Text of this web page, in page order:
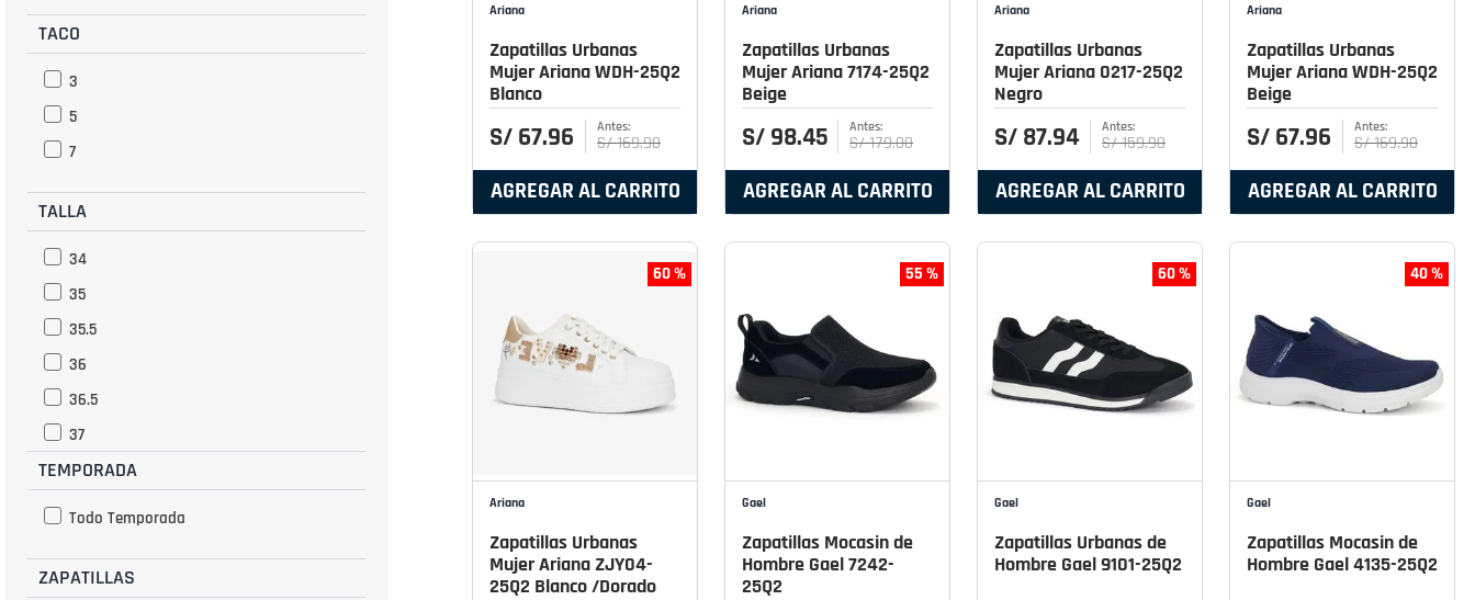
TACO
3
5
7
TALLA
34
35
35.5
36
36.5
37
37.5
39
TEMPORADA
Todo Temporada
ZAPATILLAS
Ariana
Zapatillas Urbanas
Mujer Ariana WDH-25Q2
Blanco
S/ 67.96 S/169.90
AGREGAR AL CARRITO
Ariana
Zapatillas Urbanas
Mujer Ariana 7174-25Q2
Beige
S/ 98.45 S/179.00
AGREGAR AL CARRITO
Ariana
Zapatillas Urbanas
Mujer Ariana 0217-25Q2
Negro
S/ 87.94 S/159.90
AGREGAR AL CARRITO
Ariana
Zapatillas Urbanas
Mujer Ariana WDH-25Q2
Beige
S/ 67.96 S/169.90
AGREGAR AL CARRITO
60 %
Ariana
Zapatillas Urbanas
Mujer Ariana ZJY04-
25Q2 Blanco /Dorado
55 %
Gael
Zapatillas Mocasin de
Hombre Gael 7242-
25Q2
60 %
Gael
Zapatillas Urbanas de
Hombre Gael 9101-25Q2
40 %
Gael
Zapatillas Mocasin de
Hombre Gael 4135-25Q2